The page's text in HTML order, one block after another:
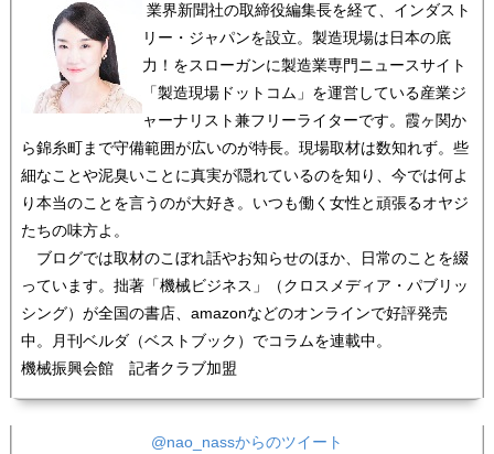
業界新聞社の取締役編集長を経て、インダスト
リー・ジャパンを設立。製造現場は日本の底
力！をスローガンに製造業専門ニュースサイト
「製造現場ドットコム」を運営している産業ジ
ャーナリスト兼フリーライターです。霞ヶ関か
ら錦糸町まで守備範囲が広いのが特長。現場取材は数知れず。些
細なことや泥臭いことに真実が隠れているのを知り、今では何よ
り本当のことを言うのが大好き。いつも働く女性と頑張るオヤジ
たちの味方よ。
ブログでは取材のこぼれ話やお知らせのほか、日常のことを綴
っています。拙著「機械ビジネス」（クロスメディア・パブリッ
シング）が全国の書店、amazonなどのオンラインで好評発売
中。月刊ベルダ（ベストブック）でコラムを連載中。
機械振興会館 記者クラブ加盟
@nao_nassからのツイート